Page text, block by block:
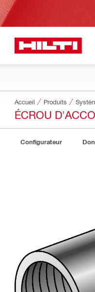
Accueil Produits
ÉCROU
Configurateur